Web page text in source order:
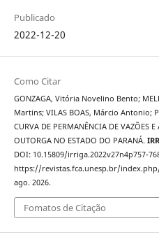
Publicado
2022-12-20
Como Citar
GONZAGA, Vitória Novelino Bento;
Martins; VILAS BOAS, Márcio Antonio;
CURVA DE PERMANÊNCIA DE VAZÕES
OUTORGA NO ESTADO DO PARANÁ.
DOI: 10.15809/irriga.2022v27n4p757-
https://revistas.fca.unesp.br/
ago. 2026.
Fomatos de Citação